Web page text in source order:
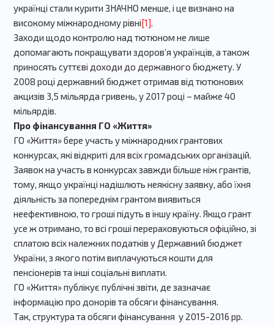
українці стали курити ЗНАЧНО менше, і це визнано на
високому міжнародному рівні[1].
Заходи щодо контролю над тютюном не лише
допомагають покращувати здоров’я українців, а також
приносять суттєві доходи до державного бюджету. У
2008 році державний бюджет отримав від тютюнових
акцизів 3,5 мільярда гривень, у 2017 році – майже 40
мільярдів.
Про фінансування ГО «Життя»
ГО «Життя» бере участь у міжнародних грантових
конкурсах, які відкриті для всіх громадських організацій.
Заявок на участь в конкурсах завжди більше ніж грантів,
тому, якщо українці надішлють неякісну заявку, або їхня
діяльність за попереднім грантом виявиться
неефективною, то гроші підуть в іншу країну. Якщо грант
усе ж отримано, то всі гроші перераховуються офіційно, зі
сплатою всіх належних податків у Державний бюджет
України, з якого потім виплачуються кошти для
пенсіонерів та інші соціальні виплати.
ГО «Життя» публікує публічні звіти, де зазначає
інформацію про донорів та обсяги фінансування.
Так, структура та обсяги фінансування у 2015-2016 рр.